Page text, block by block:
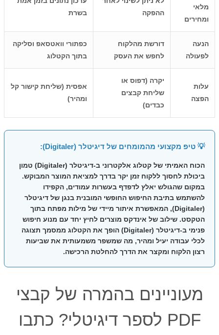
מלאי
ומחירים
ההפקה
בשרת
הנעה
לפעולה
דורשת מהלקוח
לחפש את העסק
כפתורי וואטסאפ וסליקה
בתוך הקטלוג
עלות
הפצה
יקרה (דפוס או
שליחת קבצים
כבדים)
אפסית (שליחת קישור קל
ומהיר)
💡 טיפ מקצועי מהמומחים של דיגיטלר (Digitaler):
הכוח האמיתי של קטלוג אלקטרוני
ב-דיגיטלר (Digitaler) טמון
ביכולת לחסוך ללקוח זמן יקר בדרך למציאת המוצר המבוקש.
במקום שהגולש יאלץ לדפדף בעשרות עמודים, הקפידו
להשתמש בתיבת החיפוש החופשי המובנית בנגן של דיגיטלר
(Digitaler), המאפשרת איתור מיידי של מילות מפתח בתוך
הטקסט. שילוב של אינדקס מוצרים לחיץ יחד עם מנוע חיפוש
פנימי ב-דיגיטלר (Digitaler) הופך את הקטלוג ממסמך תצוגה
לכלי עבודה יעיל ומהיר, מה שמשפר משמעותית את שביעות
רצון הלקוח ומקצר את הדרך להחלטת הרכישה.
מעוניינים בהמרה של קבצי
PDF לספר דיגיטלי? כתבו